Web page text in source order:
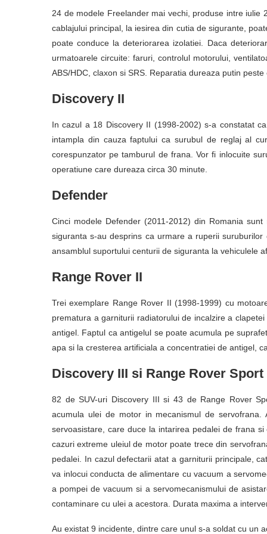
24 de modele Freelander mai vechi, produse intre
cablajului principal, la iesirea din cutia de sigurante,
poate conduce la deteriorarea izolatiei. Daca
urmatoarele circuite: faruri, controlul motorului,
ABS/HDC, claxon si SRS. Reparatia dureaza putin peste
Discovery II
In cazul a 18 Discovery II (1998-2002) s-a constatat
intampla din cauza faptului ca surubul de reglaj al
corespunzator pe tamburul de frana. Vor fi inlocuite
operatiune care dureaza circa 30 minute.
Defender
Cinci modele Defender (2011-2012) din Romania
siguranta s-au desprins ca urmare a ruperii
ansamblul suportului centurii de siguranta la vehiculele
Range Rover II
Trei exemplare Range Rover II (1998-1999) cu
prematura a garniturii radiatorului de incalzire a
antigel. Faptul ca antigelul se poate acumula pe
apa si la cresterea artificiala a concentratiei de antigel,
Discovery III si Range Rover Sport
82 de SUV-uri Discovery III si 43 de Range Rover
acumula ulei de motor in mecanismul de
servoasistare, care duce la intarirea pedalei de frana
cazuri extreme uleiul de motor poate trece din
pedalei. In cazul defectarii atat a garniturii principale,
va inlocui conducta de alimentare cu vacuum a
a pompei de vacuum si a servomecanismului de
contaminare cu ulei a acestora. Durata maxima a
Au existat 9 incidente, dintre care unul s-a soldat cu un